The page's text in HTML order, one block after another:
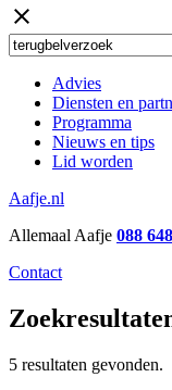
close
Advies
Diensten en
Programma
Nieuws en tips
Lid worden
Aafje.nl
Allemaal Aafje 088
Contact
5 resultaten gevonden.